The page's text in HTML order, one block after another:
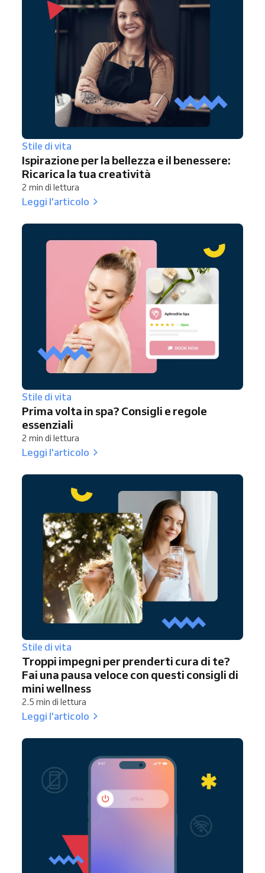
Stile di vita
Ispirazione per la bellezza e il benessere:
Ricarica la tua creatività
2 min di lettura
Leggi l'articolo
Stile di vita
Prima volta in spa? Consigli e regole
essenziali
2 min di lettura
Leggi l'articolo
Stile di vita
Troppi impegni per prenderti cura di te?
Fai una pausa veloce con questi consigli di
mini wellness
2.5 min di lettura
Leggi l'articolo